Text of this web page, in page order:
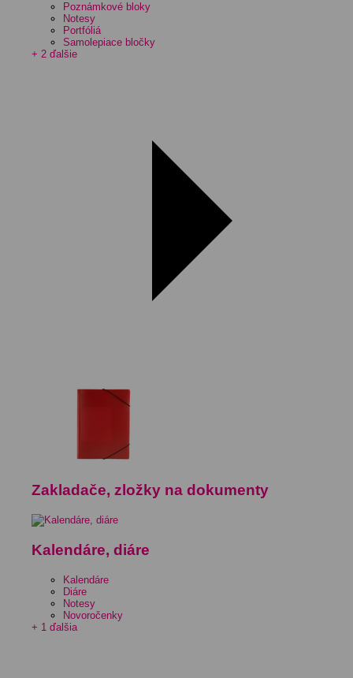
Poznámkové bloky
Notesy
Portfóliá
Samolepiace bločky
+ 2 ďalšie
Zakladače, zložky na dokumenty
Kalendáre, diáre
Kalendáre
Diáre
Notesy
Novoročenky
+ 1 ďalšia